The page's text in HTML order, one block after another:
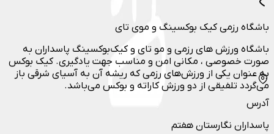
باشگاه رزمی کیک بوکسینگ و موی تای
باشگاه ورزش های رزمی و مو تای و کیک‌بوکسینگ پاسداران به
صورت خصوصی ، مکانی امن و مناسب جهت یادگیری. کیک بوکس
به عنوان یکی از ورزش‌های رزمی که ریشه آن به آسیای شرقی باز
می‌گردد تلفیقی از دو ورزش کاراته و بوکس می‌باشد.
آدرس
پاسداران نگارستان هفتم